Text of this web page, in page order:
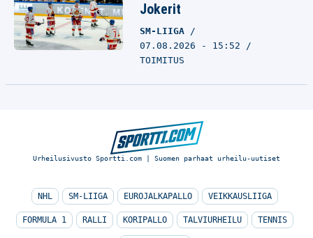
Jokerit
SM-LIIGA
07.08.2026 - 15:52
TOIMITUS
Urheilusivusto Sportti.com | Suomen parhaat urheilu-uutiset
NHL SM-LIIGA EUROJALKAPALLO VEIKKAUSLIIGA
FORMULA 1 RALLI KORIPALLO TALVIURHEILU TENNIS